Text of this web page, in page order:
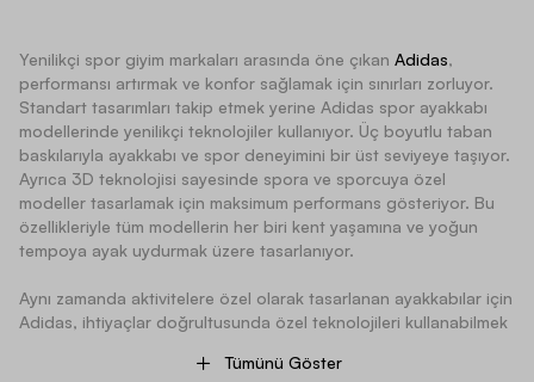
Yenilikçi spor giyim markaları arasında öne çıkan Adidas,
performansı artırmak ve konfor sağlamak için sınırları zorluyor.
Standart tasarımları takip etmek yerine Adidas spor ayakkabı
modellerinde yenilikçi teknolojiler kullanıyor. Üç boyutlu taban
baskılarıyla ayakkabı ve spor deneyimini bir üst seviyeye taşıyor.
Ayrıca 3D teknolojisi sayesinde spora ve sporcuya özel
modeller tasarlamak için maksimum performans gösteriyor. Bu
özellikleriyle tüm modellerin her biri kent yaşamına ve yoğun
tempoya ayak uydurmak üzere tasarlanıyor.
Aynı zamanda aktivitelere özel olarak tasarlanan ayakkabılar için
Adidas, ihtiyaçlar doğrultusunda özel teknolojileri kullanabilmek
yüksek hızlı kameralar ve fleksiyon sensörleri ile ayağın her
Tümünü Göster